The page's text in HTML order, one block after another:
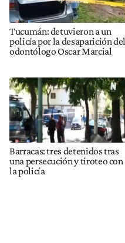
Tucumán: detuvieron a un
policía por la desaparición del
odontólogo Oscar Marcial
Barracas: tres detenidos tras
una persecución y tiroteo con
la policía